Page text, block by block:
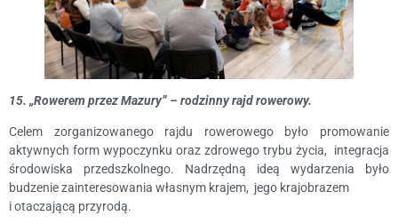
15. „Rowerem przez Mazury” – rodzinny rajd rowerowy.
Celem zorganizowanego rajdu rowerowego było promowanie
aktywnych form wypoczynku oraz zdrowego trybu życia, integracja
środowiska przedszkolnego. Nadrzędną ideą wydarzenia było
budzenie zainteresowania własnym krajem, jego krajobrazem
i otaczającą przyrodą.